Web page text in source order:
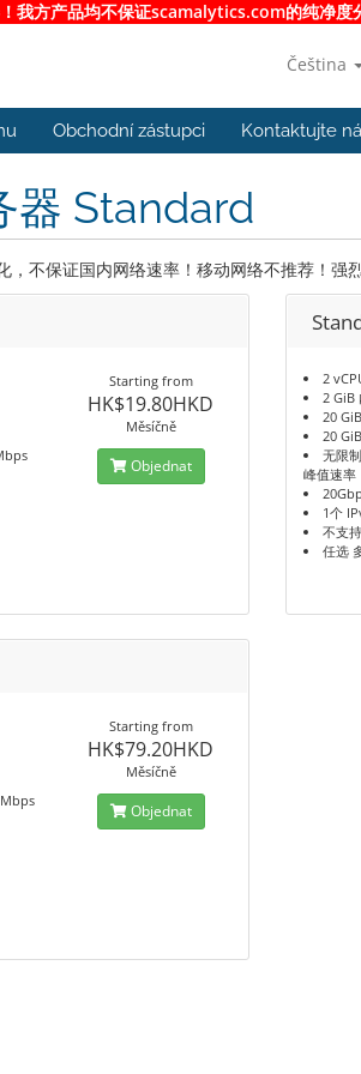
我方产品均不保证scamalytics.com的纯净度
Čeština
Obchodní zástupci Kontaktujte
器 Standard
不保证国内网络速率！移动网络不推荐！强
Starting from
HK$19.80HKD
Měsíčně
Objednat
2
2 GiB
20
20
无限
峰值速率
1个
不支
任选
Starting from
HK$79.20HKD
Měsíčně
Objednat